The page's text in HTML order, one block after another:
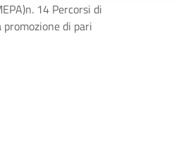
14 Percorsi di
di pari